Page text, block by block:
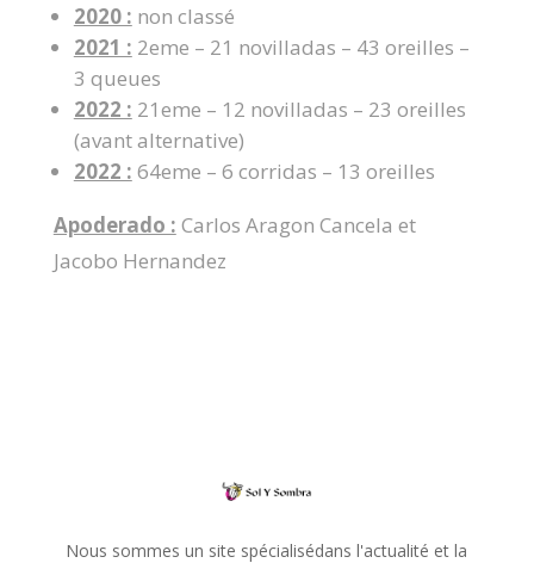
2020 : non classé
2021 : 2eme – 21 novilladas – 43 oreilles –
3 queues
2022 : 21eme – 12 novilladas – 23 oreilles
(avant alternative)
2022 : 64eme – 6 corridas – 13 oreilles
Apoderado : Carlos Aragon Cancela et
Jacobo Hernandez
Nous sommes un site spécialisédans l'actualité et la